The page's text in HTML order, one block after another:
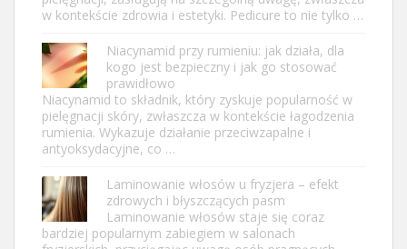
w kontekście zdrowia i estetyki. Pedicure to nie tylko …
Niacynamid przy rumieniu: jak działa, dla
kogo jest bezpieczny i jak go stosować
prawidłowo
Niacynamid to składnik, który zyskuje popularność w
pielęgnacji skóry, zwłaszcza w kontekście łagodzenia
rumienia. Wykazuje działanie przeciwzapalne i
antyoksydacyjne, co …
Laminowanie włosów u fryzjera – efekt
zdrowych i błyszczących pasm
Laminowanie włosów staje się coraz
bardziej popularnym zabiegiem w salonach